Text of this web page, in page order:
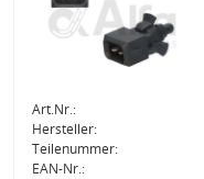
Art.Nr.:
Hersteller:
Teilenummer:
EAN-Nr.: